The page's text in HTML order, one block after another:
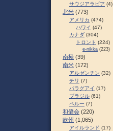
サウジアラビア (4)
北米 (773)
アメリカ (474)
ハワイ (47)
カナダ (304)
トロント (224)
e-nikka (223)
南極 (39)
南米 (172)
アルゼンチン (32)
チリ (7)
パラグアイ (17)
ブラジル (61)
ペルー (7)
和僑会 (220)
欧州 (1,065)
アイルランド (17)